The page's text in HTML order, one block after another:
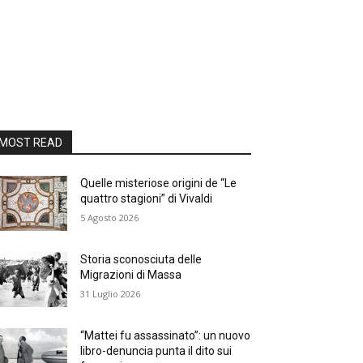
READ
Quelle misteriose origini de “Le
quattro stagioni” di Vivaldi
5 Agosto 2026
Storia sconosciuta delle
Migrazioni di Massa
31 Luglio 2026
“Mattei fu assassinato”: un nuovo
libro-denuncia punta il dito sui